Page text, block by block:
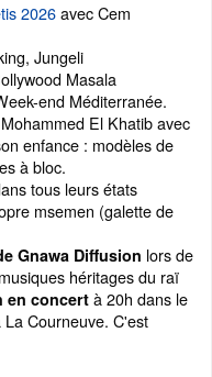
2026avec Cem
Jungeli
Masala
end Méditerranée.
El Khatib avec
enfance : modèles de
à bloc.
tous leurs états
msemen (galette de
Gnawa Diffusion lors de
héritages du raï
en concertà 20h dans le
Courneuve. C'est